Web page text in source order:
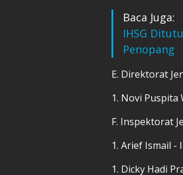
Baca Juga:
IHSG
Penopang
E. Direktorat
1. Novi
F. Inspektorat
1. Arief Ismail
1. Dicky Hadi